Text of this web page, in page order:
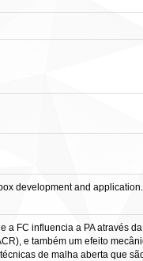
development and
FC influencia a PA através
e também um efeito
de malha aberta que